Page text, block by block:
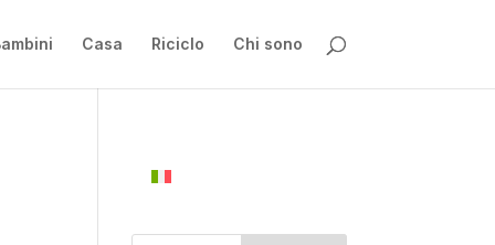
Casa Riciclo Chi sono